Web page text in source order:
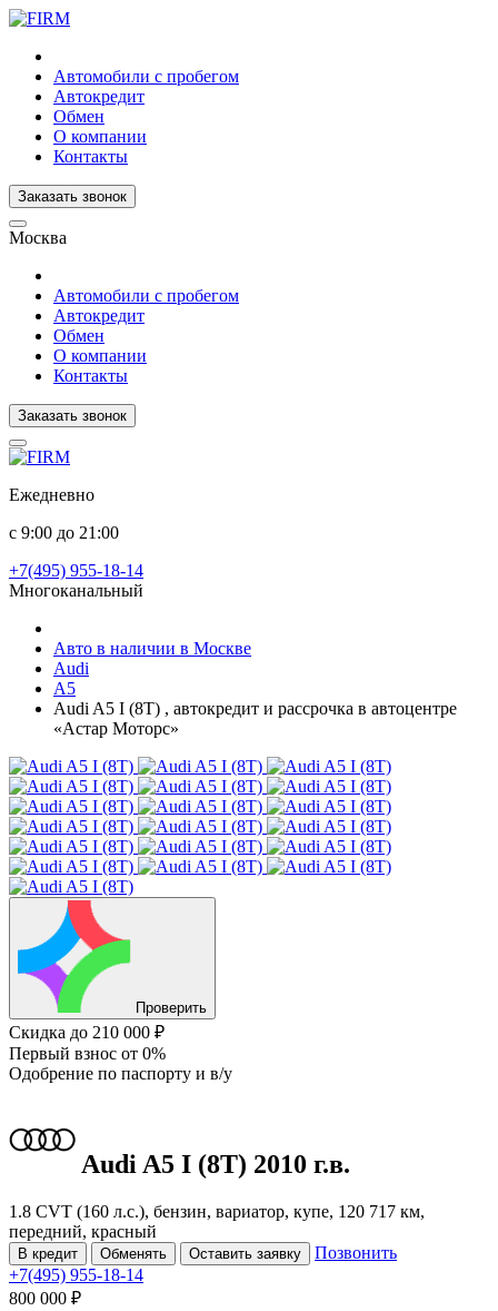
Автомобили с пробегом
Автокредит
Обмен
О компании
Контакты
Заказать звонок
Москва
Автомобили с пробегом
Автокредит
Обмен
О компании
Контакты
Заказать звонок
Ежедневно
с 9:00 до 21:00
+7(495) 955-18-14
Многоканальный
Авто в наличии в Москве
Audi
A5
Audi A5 I (8T) , автокредит и рассрочка в автоцентре
«Астар Моторс»
Проверить
Скидка до 210 000 ₽
Первый взнос от 0%
Одобрение по паспорту и в/у
Audi A5 I (8T) 2010 г.в.
1.8 CVT (160 л.с.), бензин, вариатор, купе, 120 717 км,
передний, красный
В кредит Обменять Оставить заявку
Позвонить
+7(495) 955-18-14
800 000 ₽